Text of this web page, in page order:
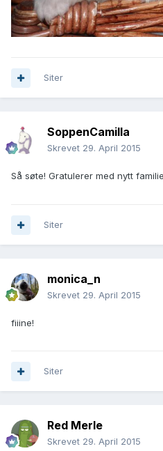
Siter
SoppenCamilla
Skrevet 29. April 2015
Så søte! Gratulerer med nytt
Siter
monica_n
Skrevet 29. April 2015
fiiine!
Siter
Red Merle
Skrevet 29. April 2015